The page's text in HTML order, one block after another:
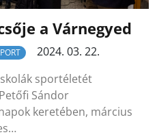
a Várnegyed
2024. 03. 22.
sportéletét
Sándor
keretében, március